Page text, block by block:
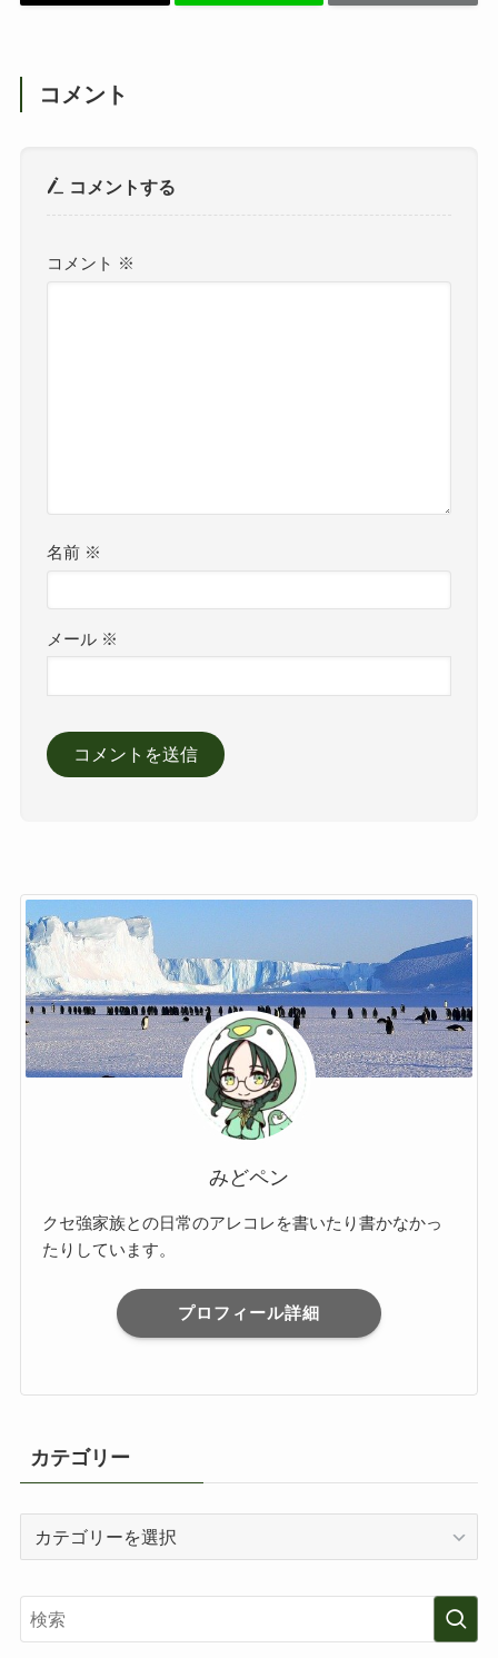
コメント
コメントする
コメント ※
名前 ※
メール ※
みどペン
クセ強家族との日常のアレコレを書いたり書かなかっ
たりしています。
プロフィール詳細
カテゴリー
リ
ー